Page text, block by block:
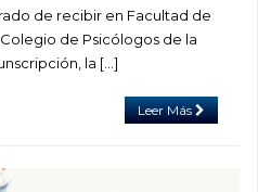
de recibir en Facultad de
de Psicólogos de la
la […]
Leer Más